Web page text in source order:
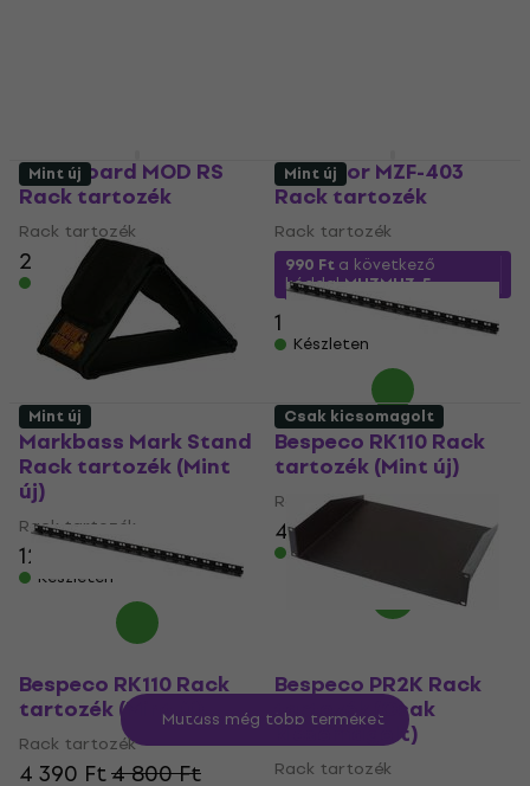
RockBoard MOD RS
Rack tartozék
Rack tartozék
2 810 Ft
Készleten
Monacor MZF-403
Rack tartozék
Rack tartozék
990 Fta következő
kóddalMUZMUZ-5
1 090 Ft
Készleten
Mint új
Markbass Mark Stand
Rack tartozék (Mint
új)
Rack tartozék
12 530 Ft13 130 Ft
Készleten
Mint új
Bespeco RK110 Rack
tartozék (Mint új)
Rack tartozék
4 390 Ft 4 800 Ft
Készleten
Mint új
Bespeco RK110 Rack
tartozék (Mint új)
Rack tartozék
4 390 Ft4 800 Ft
Csak kicsomagolt
Bespeco PR2K Rack
tartozék (Csak
kicsomagolt)
Rack tartozék
Mutass még több terméket